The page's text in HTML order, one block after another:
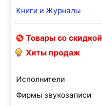
Книги и Журналы
Товары со скидкой
Хиты продаж
Исполнители
Фирмы звукозаписи